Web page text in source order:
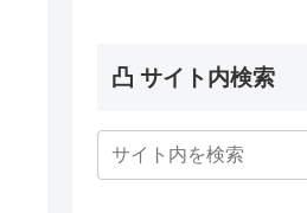
凸 サイト内検索